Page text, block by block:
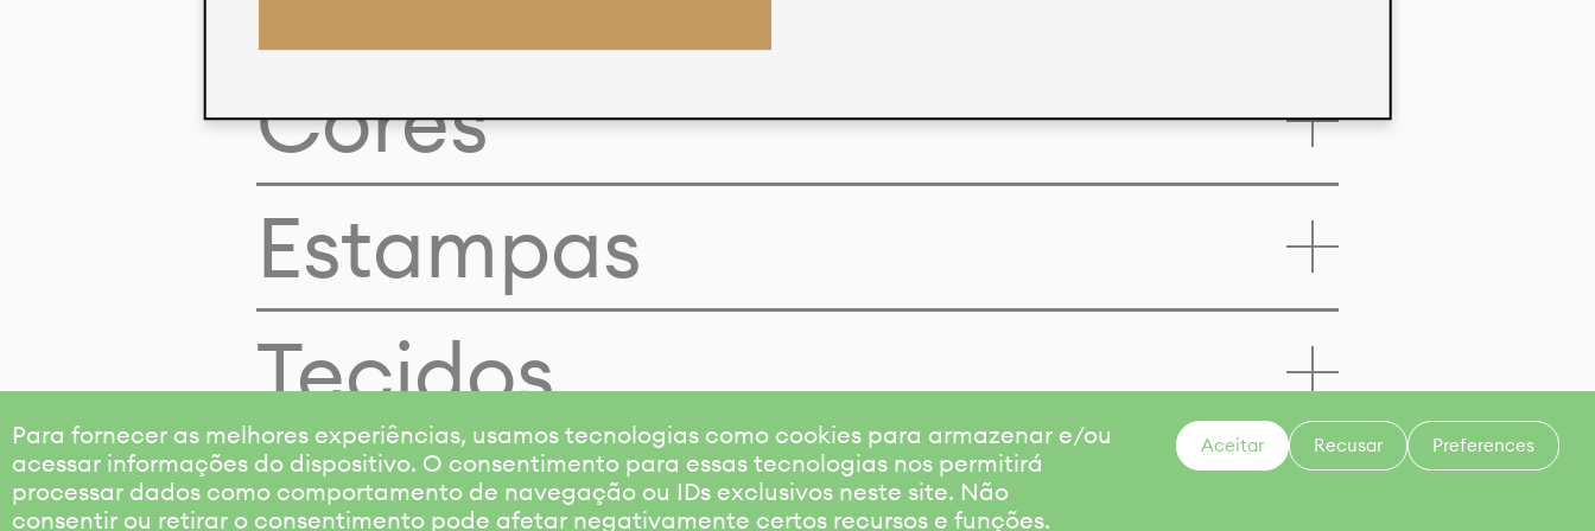
Para fornecer as melhores experiências, usamos tecnologias como cookies para armazenar e/ou
acessar informações do dispositivo. O consentimento para essas tecnologias nos permitirá
processar dados como comportamento de navegação ou IDs exclusivos neste site. Não
consentir ou retirar o consentimento pode afetar negativamente certos recursos e funções.
Aceitar Recusar Preferences
Cores
Estampas
Tecidos